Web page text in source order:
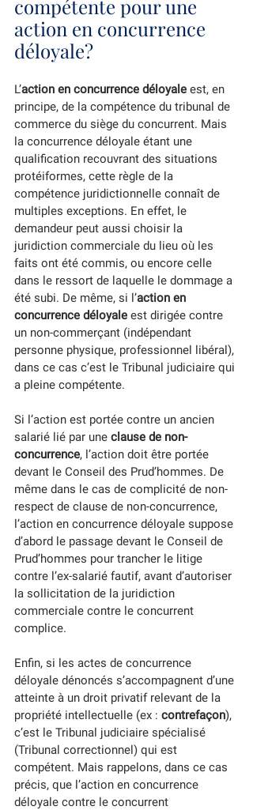
compétente pour une
action en concurrence
déloyale?
L’action en concurrence déloyale est, en
principe, de la compétence du tribunal de
commerce du siège du concurrent. Mais
la concurrence déloyale étant une
qualification recouvrant des situations
protéiformes, cette règle de la
compétence juridictionnelle connaît de
multiples exceptions. En effet, le
demandeur peut aussi choisir la
juridiction commerciale du lieu où les
faits ont été commis, ou encore celle
dans le ressort de laquelle le dommage a
été subi. De même, si l’action en
concurrence déloyale est dirigée contre
un non-commerçant (indépendant
personne physique, professionnel libéral),
dans ce cas c’est le Tribunal judiciaire qui
a pleine compétente.
Si l’action est portée contre un ancien
salarié lié par une clause de non-
concurrence, l’action doit être portée
devant le Conseil des Prud’hommes. De
même dans le cas de complicité de non-
respect de clause de non-concurrence,
l’action en concurrence déloyale suppose
d’abord le passage devant le Conseil de
Prud’hommes pour trancher le litige
contre l’ex-salarié fautif, avant d’autoriser
la sollicitation de la juridiction
commerciale contre le concurrent
complice.
Enfin, si les actes de concurrence
déloyale dénoncés s’accompagnent d’une
atteinte à un droit privatif relevant de la
propriété intellectuelle (ex : contrefaçon),
c’est le Tribunal judiciaire spécialisé
(Tribunal correctionnel) qui est
compétent. Mais rappelons, dans ce cas
précis, que l’action en concurrence
déloyale contre le concurrent